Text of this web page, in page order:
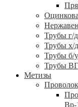
Трубы г/д
Трубы х/д
Трубы б/у
Трубы
Метизы
Вр-